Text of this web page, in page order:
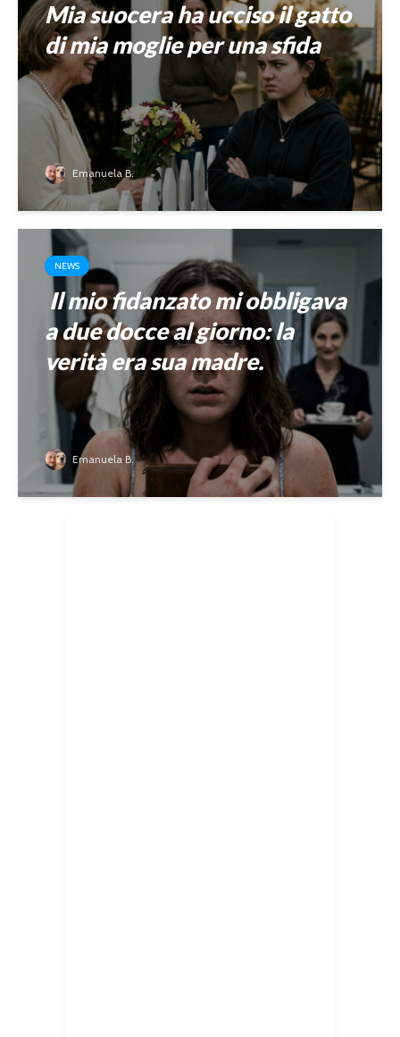
Mia suocera ha ucciso il gatto
di mia moglie per una sfida
Emanuela B.
NEWS
Il mio fidanzato mi obbligava
a due docce al giorno: la
verità era sua madre.
Emanuela B.